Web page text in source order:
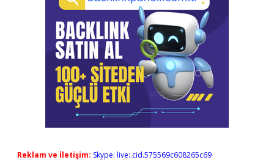
Reklam ve İletişim: Skype: live:.cid.575569c608265c69